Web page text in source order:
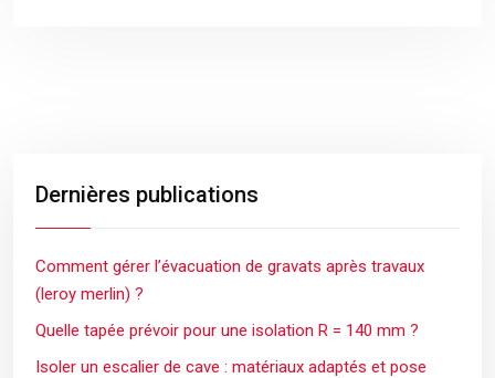
Dernières publications
Comment gérer l’évacuation de gravats après travaux
(leroy merlin) ?
Quelle tapée prévoir pour une isolation R = 140 mm ?
Isoler un escalier de cave : matériaux adaptés et pose